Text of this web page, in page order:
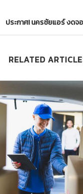
ประกาศ! นครชัยแอร์ งดจ
RELATED